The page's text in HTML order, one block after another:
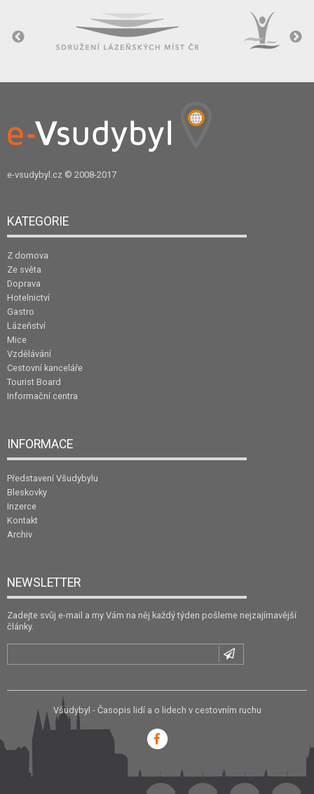
e-vsudybyl.cz © 2008-2017
KATEGORIE
Z domova
Ze světa
Doprava
Hotelnictví
Gastro
Lázeňství
Mice
Vzdělávání
Cestovní kanceláře
Tourist Board
Informační centra
INFORMACE
Představení Všudybylu
Bleskovky
Inzerce
Kontakt
Archiv
NEWSLETTER
Zadejte svůj e-mail a my Vám na něj každý týden pošleme nejzajímavější
články.
Všudybyl - Časopis lidí a o lidech v cestovním ruchu